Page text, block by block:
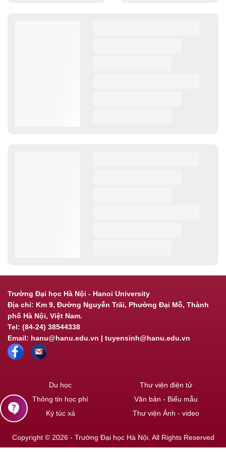
Trường Đại học Hà Nội - Hanoi University
Địa chỉ: Km 9, Đường Nguyễn Trãi, Phường Đại Mỗ, Thành
phố Hà Nội, Việt Nam.
Tel: (84-24) 38544338
Email: hanu@hanu.edu.vn | tuyensinh@hanu.edu.vn
Du học
Thông tin học phí
Ký túc xá
Thư viện điện tử
Văn bản - Biểu mẫu
Thư viện Ảnh - video
Copyright © 2026 - Trường Đại học Hà Nội. All Rights Reserved
contact_support